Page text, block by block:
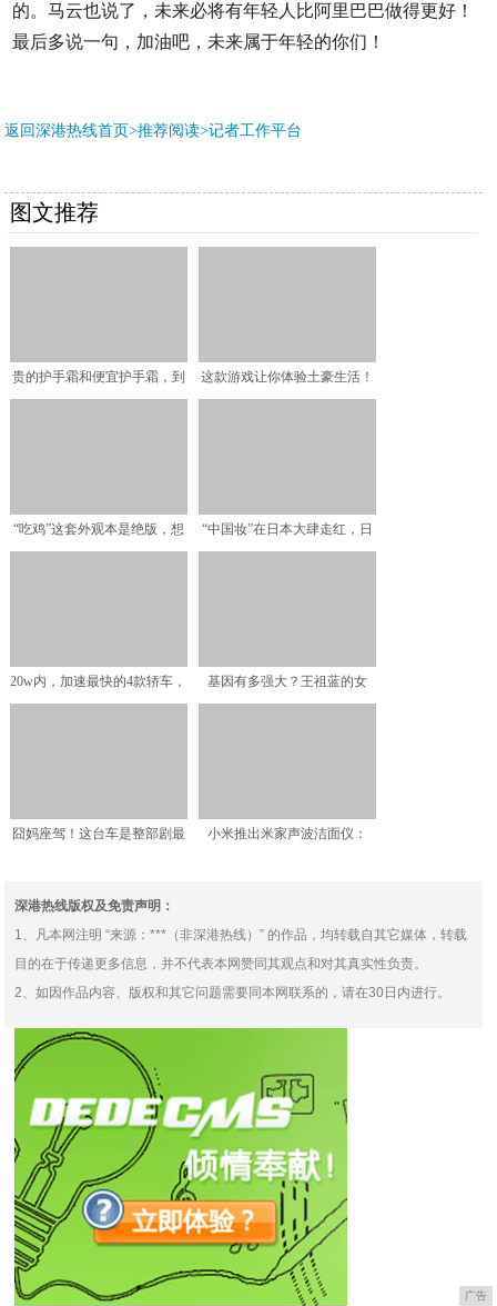
的。马云也说了，未来必将有年轻人比阿里巴巴做得更好！
最后多说一句，加油吧，未来属于年轻的你们！
返回深港热线首页>推荐阅读>记者工作平台
图文推荐
贵的护手霜和便宜护手霜，到
这款游戏让你体验土豪生活！
“吃鸡”这套外观本是绝版，想
“中国妆”在日本大肆走红，日
20w内，加速最快的4款轿车，
基因有多强大？王祖蓝的女
囧妈座驾！这台车是整部剧最
小米推出米家声波洁面仪：
深港热线版权及免责声明：
1、凡本网注明 “来源：***（非深港热线）” 的作品，均转载自其它媒体，转载
目的在于传递更多信息，并不代表本网赞同其观点和对其真实性负责。
2、如因作品内容、版权和其它问题需要同本网联系的，请在30日内进行。
广告